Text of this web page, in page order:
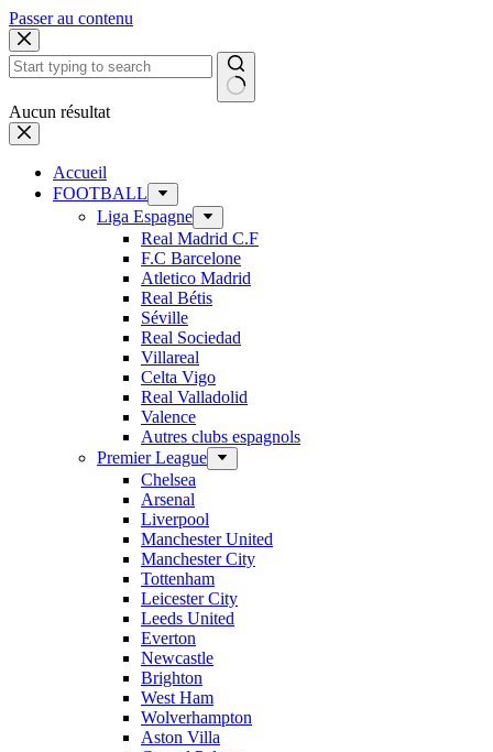
Passer au contenu
Aucun résultat
Accueil
FOOTBALL
Liga Espagne
Real Madrid C.F
F.C Barcelone
Atletico Madrid
Real Bétis
Séville
Real Sociedad
Villareal
Celta Vigo
Real Valladolid
Valence
Autres clubs espagnols
Premier League
Chelsea
Arsenal
Liverpool
Manchester United
Manchester City
Tottenham
Leicester City
Leeds United
Everton
Newcastle
Brighton
West Ham
Wolverhampton
Aston Villa